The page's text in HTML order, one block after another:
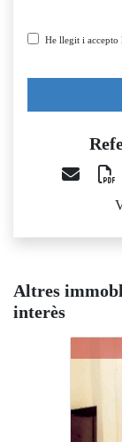
He llegit i accepto
Altres
interès
944-